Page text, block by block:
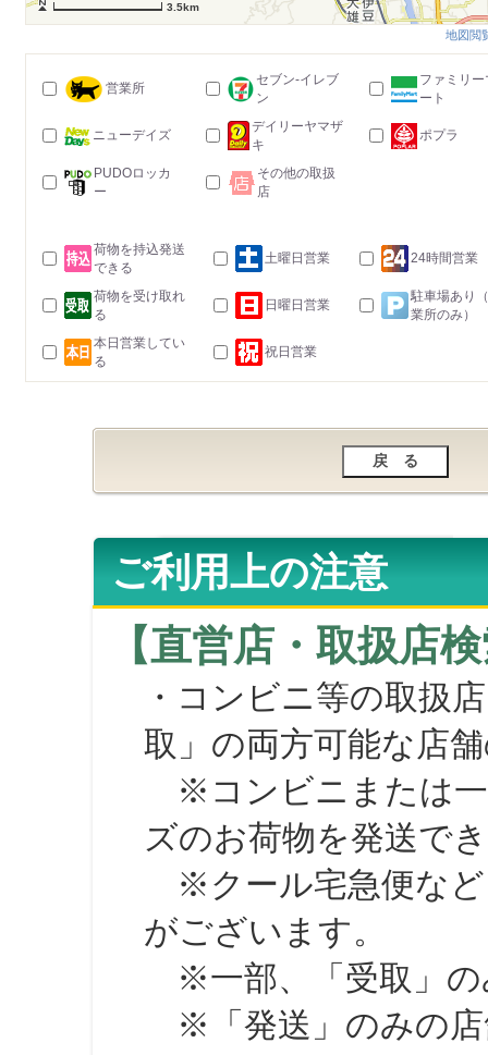
3.5km
地図閲
営業所
セブン-イレブ
ン
ファミリー
ート
ニューデイズ
デイリーヤマザ
キ
ポプラ
PUDOロッカ
ー
その他の取扱
店
荷物を持込発送
できる
土曜日営業 24時間営業
荷物を受け取れ
る
日曜日営業
駐車場あり
業所のみ）
本日営業してい
る
祝日営業
ご利用上の注意
【直営店・取扱店
・コンビニ等の取扱
取」の両方可能な店
※コンビニまたは一
ズのお荷物を発送で
※クール宅急便など
がございます。
※一部、「受取」の
※「発送」のみの店